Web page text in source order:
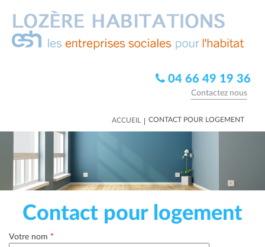
04 66 49 19 36
Contactez nous
ACCUEIL | CONTACT POUR LOGEMENT
Contact pour logement
Votre nom *